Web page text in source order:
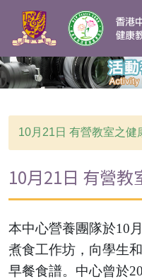
10月21日 有營教室之健
10月21日 有營
本中心營養團隊於10
煮食工作坊，向學生
早餐食譜。中心曾於